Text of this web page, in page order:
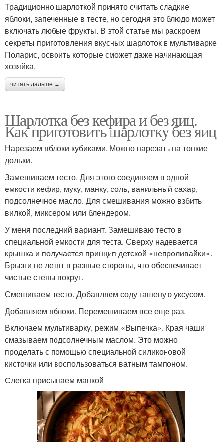
Традиционно шарлоткой принято считать сладкие
яблоки, запеченные в тесте, но сегодня это блюдо может
включать любые фрукты. В этой статье мы раскроем
секреты приготовления вкусных шарлоток в мультиварке
Поларис, освоить которые сможет даже начинающая
хозяйка.
читать дальше →
Шарлотка без кефира и без яиц.
Как приготовить шарлотку без яиц
Нарезаем яблоки кубиками. Можно нарезать на тонкие
дольки.
Замешиваем тесто. Для этого соединяем в одной
емкости кефир, муку, манку, соль, ванильный сахар,
подсолнечное масло. Для смешивания можно взбить
вилкой, миксером или блендером.
У меня последний вариант. Замешиваю тесто в
специальной емкости для теста. Сверху надевается
крышка и получается принцип детской «непроливайки».
Брызги не летят в разные стороны, что обеспечивает
чистые стены вокруг.
Смешиваем тесто. Добавляем соду гашеную уксусом.
Добавляем яблоки. Перемешиваем все еще раз.
Включаем мультиварку, режим «Выпечка». Края чаши
смазываем подсолнечным маслом. Это можно
проделать с помощью специальной силиконовой
кисточки или воспользоваться ватным тампоном.
Слегка присыпаем манкой